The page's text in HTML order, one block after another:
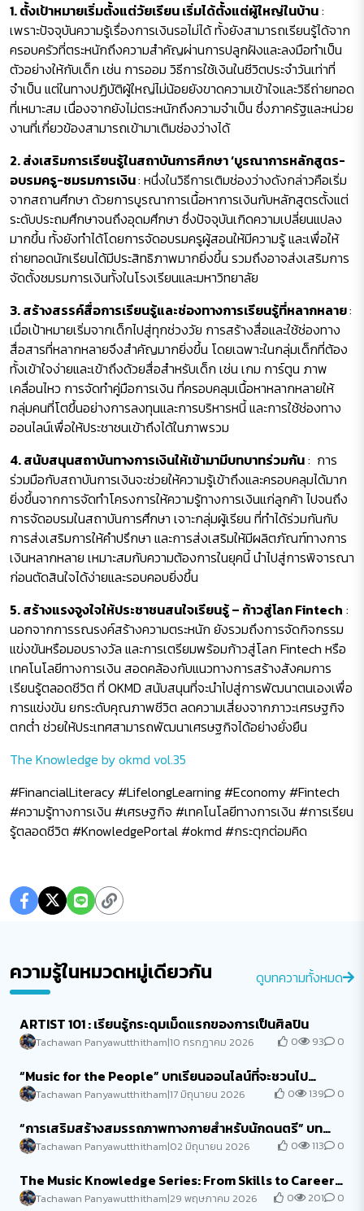
1. ตั้งเป้าหมายเริ่มตั้งแต่วัยเรียน เริ่มได้ตั้งแต่ผู้ใหญ่ในบ้าน:
เพราะปัจจุบันความรู้เรื่องการเงินรอไม่ได้ ทั้งยังสามารถเรียนรู้ได้จาก
ครอบครัวที่ตระหนักถึงความสำคัญผ่านการปลูกฝังและลงมือทำเป็น
ตัวอย่างให้กับเด็ก เช่น การออม วิธีการใช้เงินในชีวิตประจำวันเท่าที่
จำเป็น แต่ในทางปฏิบัติผู้ใหญ่ไม่น้อยยังขาดความเข้าใจและวิธีถ่ายทอด
ที่เหมาะสม เนื่องจากยังไม่ตระหนักถึงความจำเป็น ซึ่งภาครัฐและหน่วย
งานที่เกี่ยวข้องสามารถเข้ามาเติมช่องว่างได้
2. ส่งเสริมการเรียนรู้ในสถาบันการศึกษา ‘บูรณาการหลักสูตร-
อบรมครู-ชมรมการเงิน: หนึ่งในวิธีการเติมช่องว่างดังกล่าวคือเริ่ม
จากสถานศึกษา ด้วยการบูรณาการเนื้อหาการเงินกับหลักสูตรตั้งแต่
ระดับประถมศึกษาจนถึงอุดมศึกษา ซึ่งปัจจุบันเกิดความเปลี่ยนแปลง
มากขึ้น ทั้งยังทำได้โดยการจัดอบรมครูผู้สอนให้มีความรู้ และเพื่อให้
ถ่ายทอดนักเรียนได้มีประสิทธิภาพมากยิ่งขึ้น รวมถึงอาจส่งเสริมการ
จัดตั้งชมรมการเงินทั้งในโรงเรียนและมหาวิทยาลัย
3. สร้างสรรค์สื่อการเรียนรู้และช่องทางการเรียนรู้ที่หลากหลาย:
เมื่อเป้าหมายเริ่มจากเด็กไปสู่ทุกช่วงวัย การสร้างสื่อและใช้ช่องทาง
สื่อสารที่หลากหลายจึงสำคัญมากยิ่งขึ้น โดยเฉพาะในกลุ่มเด็กที่ต้อง
ทั้งเข้าใจง่ายและเข้าถึงด้วยสื่อสำหรับเด็ก เช่น เกม การ์ตูน ภาพ
เคลื่อนไหว การจัดทำคู่มือการเงิน ที่ครอบคลุมเนื้อหาหลากหลายให้
กลุ่มคนที่โตขึ้นอย่างการลงทุนและการบริหารหนี้ และการใช้ช่องทาง
ออนไลน์เพื่อให้ประชาชนเข้าถึงได้ในภาพรวม
4. สนับสนุนสถาบันทางการเงินให้เข้ามามีบทบาทร่วมกัน: การ
ร่วมมือกับสถาบันการเงินจะช่วยให้ความรู้เข้าถึงและครอบคลุมได้มาก
ยิ่งขึ้นจากการจัดทำโครงการให้ความรู้ทางการเงินแก่ลูกค้า ไปจนถึง
การจัดอบรมในสถาบันการศึกษา เจาะกลุ่มผู้เรียน ที่ทำได้ร่วมกันกับ
การส่งเสริมการให้คำปรึกษา และการส่งเสริมให้มีผลิตภัณฑ์ทางการ
เงินหลากหลาย เหมาะสมกับความต้องการในยุคนี้ นำไปสู่การพิจารณา
ก่อนตัดสินใจได้ง่ายและรอบคอบยิ่งขึ้น
5. สร้างแรงจูงใจให้ประชาชนสนใจเรียนรู้ – ก้าวสู่โลก Fintech :
นอกจากการรณรงค์สร้างความตระหนัก ยังรวมถึงการจัดกิจกรรม
แข่งขันหรือมอบรางวัล และการเตรียมพร้อมก้าวสู่โลก Fintech หรือ
เทคโนโลยีทางการเงิน สอดคล้องกับแนวทางการสร้างสังคมการ
เรียนรู้ตลอดชีวิต ที่ OKMD สนับสนุนที่จะนำไปสู่การพัฒนาตนเองเพื่อ
การแข่งขัน ยกระดับคุณภาพชีวิต ลดความเสี่ยงจากภาวะเศรษฐกิจ
ตกต่ำ ช่วยให้ประเทศสามารถพัฒนาเศรษฐกิจได้อย่างยั่งยืน
The Knowledge by okmd vol.35
#FinancialLiteracy #LifelongLearning #Economy #Fintech
#ความรู้ทางการเงิน #เศรษฐกิจ #เทคโนโลยีทางการเงิน #การเรียน
รู้ตลอดชีวิต #KnowledgePortal #okmd #กระตุกต่อมคิด
ความรู้ในหมวดหมู่เดียวกัน ดูบทความทั้งหมด
ARTIST 101 : เรียนรู้กระดุมเม็ดแรกของการเป็นศิลปิน
Tachawan Panyawutthitham|10 กรกฎาคม 2026 0 93 0
“Music for the People” บทเรียนออนไลน์ที่จะชวนไป
สร้างสรรค์เสียงเพลงเพื่อผู้คนและส...
Tachawan Panyawutthitham|17 มิถุนายน 2026 0 139 0
“การเสริมสร้างสมรรถภาพทางกายสำหรับนักดนตรี” บท
เรียนออนไลน์ที่จะช่วยพัฒนานักดนตรี...
Tachawan Panyawutthitham|02 มิถุนายน 2026 0 113 0
The Music Knowledge Series: From Skills to Careers
ทักษะและอาชีพในอุตสาหกรรมดนต...
Tachawan Panyawutthitham|29 พฤษภาคม 2026 0 201 0